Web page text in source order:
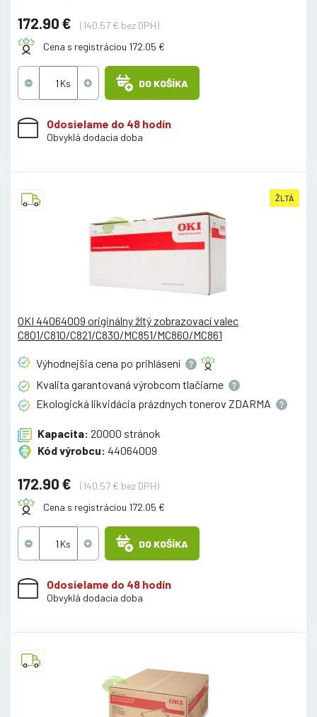
172.90 €
(140.57 € bez DPH)
Cena s registráciou 172.05 €
DO KOŠÍKA
Odosielame do 48 hodín
Obvyklá dodacia doba
ŽLTÁ
OKI 44064009 originálny žltý zobrazovací valec
C801/C810/C821/C830/MC851/MC860/MC861
Výhodnejšia cena po prihlásení
Kvalita garantovaná výrobcom tlačiarne
Ekologická likvidácia prázdnych tonerov ZDARMA
Kapacita: 20000 stránok
Kód výrobcu: 44064009
172.90 €
(140.57 € bez DPH)
Cena s registráciou 172.05 €
DO KOŠÍKA
Odosielame do 48 hodín
Obvyklá dodacia doba